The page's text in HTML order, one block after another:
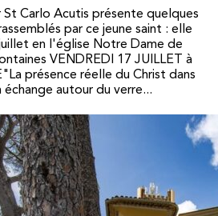
Carlo Acutis présente quelques
par ce jeune saint : elle
en l'église Notre Dame de
VENDREDI 17 JUILLET à
présence réelle du Christ dans
autour du verre...